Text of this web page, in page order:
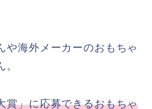
や海外メーカーのおもちゃ
賞」に応募できるおもちゃ